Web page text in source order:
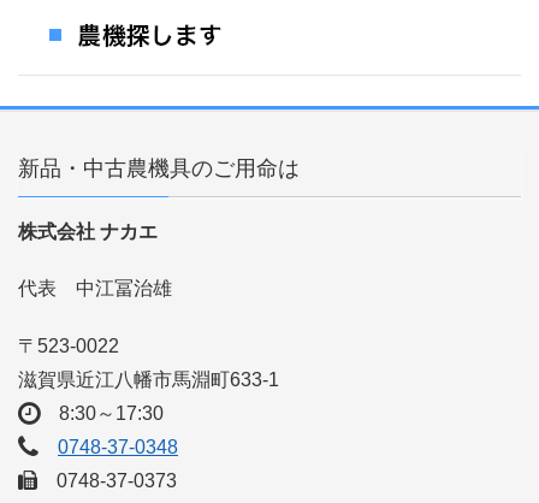
新品・中古農機具のご用命は
株式会社 ナカエ
代表 中江冨治雄
〒523-0022
滋賀県近江八幡市馬淵町633-1
8:30～17:30
0748-37-0348
0748-37-0373